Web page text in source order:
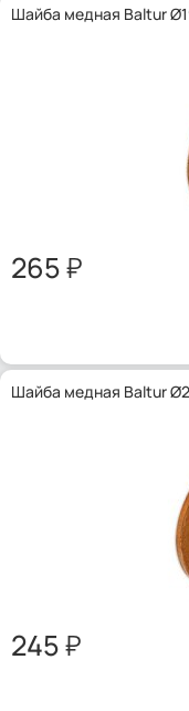
Шайба медная Baltur
265
Шайба медная Baltur
245